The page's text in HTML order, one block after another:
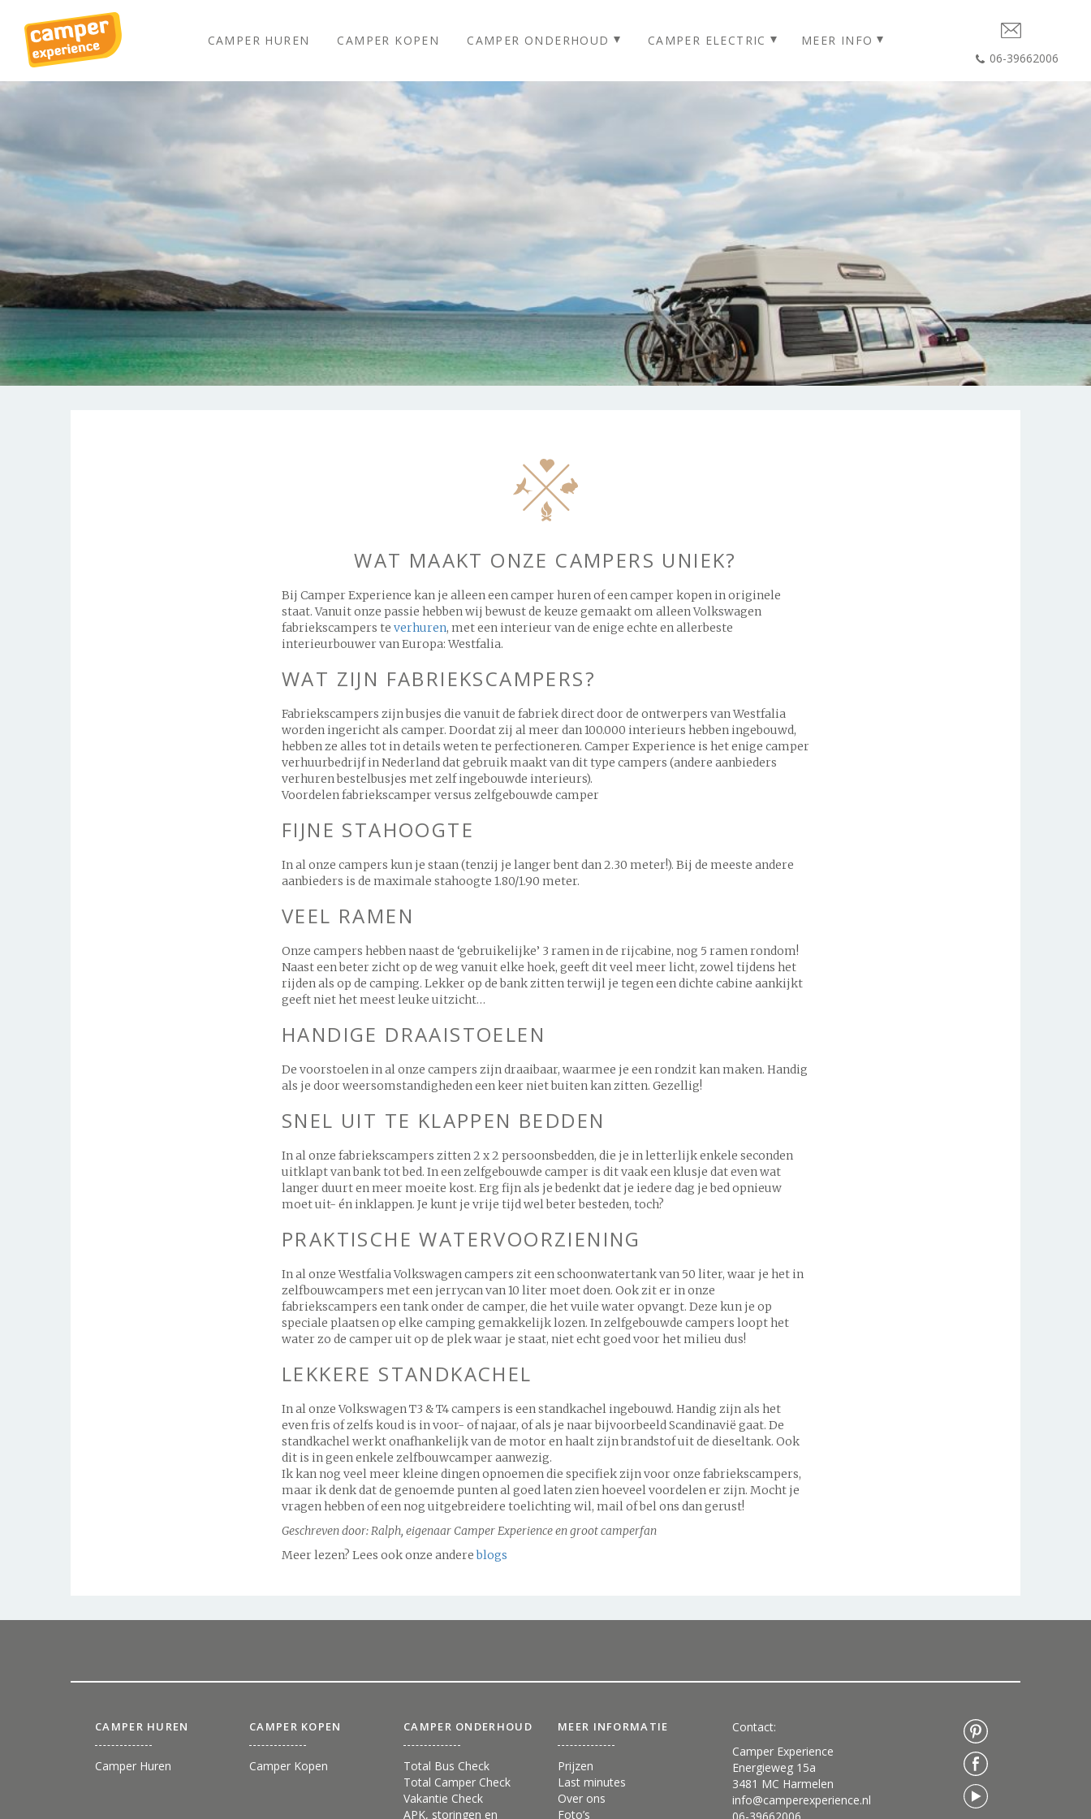
CAMPER HUREN CAMPER KOPEN CAMPER ONDERHOUD CAMPER ELECTRIC
MEER INFO
06-39662006
Camper Huren
Camper Kopen
Camper Onderhoud
Last minutes
Verhuur prijzen
Reviews
Over ons
Foto’s
Blog
Voorwaarden
WAT MAAKT ONZE CAMPERS UNIEK?
Bij Camper Experience kan je alleen een camper huren of een camper kopen in originele
staat. Vanuit onze passie hebben wij bewust de keuze gemaakt om alleen Volkswagen
fabriekscampers te verhuren, met een interieur van de enige echte en allerbeste
interieurbouwer van Europa: Westfalia.
WAT ZIJN FABRIEKSCAMPERS?
Fabriekscampers zijn busjes die vanuit de fabriek direct door de ontwerpers van Westfalia
worden ingericht als camper. Doordat zij al meer dan 100.000 interieurs hebben ingebouwd,
hebben ze alles tot in details weten te perfectioneren. Camper Experience is het enige camper
verhuurbedrijf in Nederland dat gebruik maakt van dit type campers (andere aanbieders
verhuren bestelbusjes met zelf ingebouwde interieurs).
Voordelen fabriekscamper versus zelfgebouwde camper
FIJNE STAHOOGTE
In al onze campers kun je staan (tenzij je langer bent dan 2.30 meter!). Bij de meeste andere
aanbieders is de maximale stahoogte 1.80/1.90 meter.
VEEL RAMEN
Onze campers hebben naast de ‘gebruikelijke’ 3 ramen in de rijcabine, nog 5 ramen rondom!
Naast een beter zicht op de weg vanuit elke hoek, geeft dit veel meer licht, zowel tijdens het
rijden als op de camping. Lekker op de bank zitten terwijl je tegen een dichte cabine aankijkt
geeft niet het meest leuke uitzicht…
HANDIGE DRAAISTOELEN
De voorstoelen in al onze campers zijn draaibaar, waarmee je een rondzit kan maken. Handig
als je door weersomstandigheden een keer niet buiten kan zitten. Gezellig!
SNEL UIT TE KLAPPEN BEDDEN
In al onze fabriekscampers zitten 2 x 2 persoonsbedden, die je in letterlijk enkele seconden
uitklapt van bank tot bed. In een zelfgebouwde camper is dit vaak een klusje dat even wat
langer duurt en meer moeite kost. Erg fijn als je bedenkt dat je iedere dag je bed opnieuw
moet uit- én inklappen. Je kunt je vrije tijd wel beter besteden, toch?
PRAKTISCHE WATERVOORZIENING
In al onze Westfalia Volkswagen campers zit een schoonwatertank van 50 liter, waar je het in
zelfbouwcampers met een jerrycan van 10 liter moet doen. Ook zit er in onze
fabriekscampers een tank onder de camper, die het vuile water opvangt. Deze kun je op
speciale plaatsen op elke camping gemakkelijk lozen. In zelfgebouwde campers loopt het
water zo de camper uit op de plek waar je staat, niet echt goed voor het milieu dus!
LEKKERE STANDKACHEL
In al onze Volkswagen T3 & T4 campers is een standkachel ingebouwd. Handig zijn als het
even fris of zelfs koud is in voor- of najaar, of als je naar bijvoorbeeld Scandinavië gaat. De
standkachel werkt onafhankelijk van de motor en haalt zijn brandstof uit de dieseltank. Ook
dit is in geen enkele zelfbouwcamper aanwezig.
Ik kan nog veel meer kleine dingen opnoemen die specifiek zijn voor onze fabriekscampers,
maar ik denk dat de genoemde punten al goed laten zien hoeveel voordelen er zijn. Mocht je
vragen hebben of een nog uitgebreidere toelichting wil, mail of bel ons dan gerust!
Geschreven door: Ralph, eigenaar Camper Experience en groot camperfan
Meer lezen? Lees ook onze andereblogs
CAMPER HUREN
Camper Huren
CAMPER KOPEN
Camper Kopen
CAMPER ONDERHOUD
Total Bus Check
Total Camper Check
Vakantie Check
APK, storingen en
MEER INFORMATIE
Prijzen
Last minutes
Over ons
Foto’s
Contact:
Camper Experience
Energieweg 15a
3481 MC Harmelen
info@camperexperience.nl